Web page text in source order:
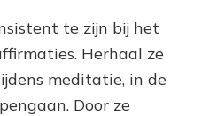
te zijn bij het
Herhaal ze
meditatie, in de
Door ze